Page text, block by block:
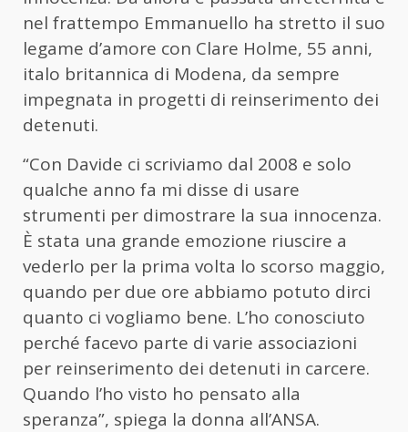
nel frattempo Emmanuello ha stretto il suo
legame d’amore con Clare Holme, 55 anni,
italo britannica di Modena, da sempre
impegnata in progetti di reinserimento dei
detenuti.
“Con Davide ci scriviamo dal 2008 e solo
qualche anno fa mi disse di usare
strumenti per dimostrare la sua innocenza.
È stata una grande emozione riuscire a
vederlo per la prima volta lo scorso maggio,
quando per due ore abbiamo potuto dirci
quanto ci vogliamo bene. L’ho conosciuto
perché facevo parte di varie associazioni
per reinserimento dei detenuti in carcere.
Quando l’ho visto ho pensato alla
speranza”, spiega la donna all’ANSA.